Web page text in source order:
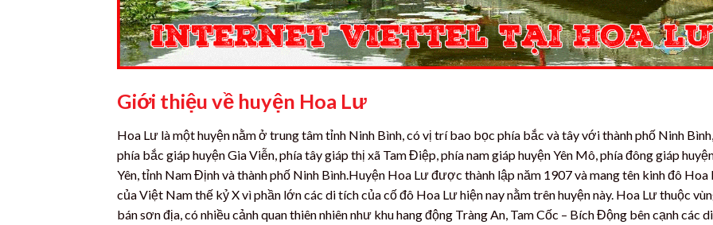
Giới thiệu về huyện Hoa Lư
Hoa Lư là một huyện nằm ở trung tâm tỉnh Ninh Bình, có vị trí bao bọc phía bắc và tây với thành phố Ninh Bình,
phía bắc giáp huyện Gia Viễn, phía tây giáp thị xã Tam Điệp, phía nam giáp huyện Yên Mô, phía đông giáp
Yên, tỉnh Nam Định và thành phố Ninh Bình.Huyện Hoa Lư được thành lập năm 1907 và mang tên kinh đô Hoa
của Việt Nam thế kỷ X vì phần lớn các di tích của cố đô Hoa Lư hiện nay nằm trên huyện này. Hoa Lư thuộc
bán sơn địa, có nhiều cảnh quan thiên nhiên như khu hang động Tràng An, Tam Cốc – Bích Động bên cạnh các di